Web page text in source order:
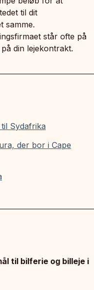
til dit
samme.
står ofte på
din lejekontrakt.
Sydafrika
der bor i Cape
til bilferie og billeje i